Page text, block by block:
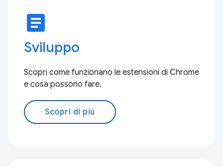
article
Sviluppo
Scopri come funzionano le estensioni di Chrome
e cosa possono fare.
Scopri di più